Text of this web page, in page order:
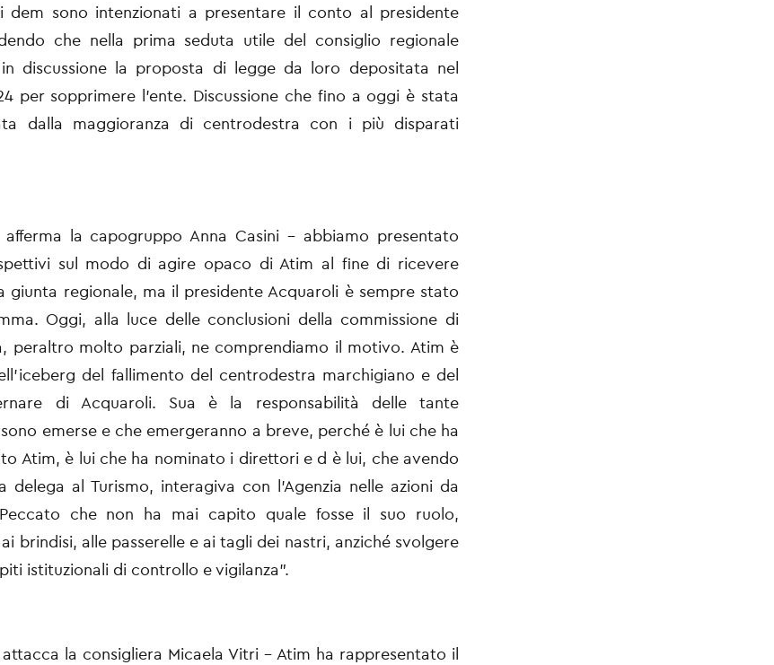
dem sono intenzionati a presentare il conto al presidente
che nella prima seduta utile del consiglio regionale
discussione la proposta di legge da loro depositata nel
per sopprimere l’ente. Discussione che fino a oggi è stata
dalla maggioranza di centrodestra con i più disparati
la capogruppo Anna Casini - abbiamo presentato
sul modo di agire opaco di Atim al fine di ricevere
giunta regionale, ma il presidente Acquaroli è sempre stato
Oggi, alla luce delle conclusioni della commissione di
peraltro molto parziali, ne comprendiamo il motivo. Atim è
del fallimento del centrodestra marchigiano e del
di Acquaroli. Sua è la responsabilità delle tante
emerse e che emergeranno a breve, perché è lui che ha
Atim, è lui che ha nominato i direttori e d è lui, che avendo
delega al Turismo, interagiva con l’Agenzia nelle azioni da
che non ha mai capito quale fosse il suo ruolo,
brindisi, alle passerelle e ai tagli dei nastri, anziché svolgere
istituzionali di controllo e vigilanza”.
attacca la consigliera Micaela Vitri - Atim ha rappresentato il